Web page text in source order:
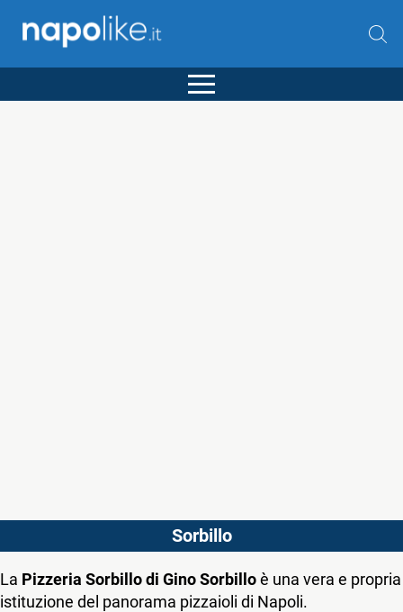
Sorbillo
La Pizzeria Sorbillo di Gino Sorbilloè una vera e propria
istituzione del panorama pizzaioli di Napoli.